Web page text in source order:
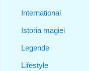
International
Istoria magiei
Legende
Lifestyle